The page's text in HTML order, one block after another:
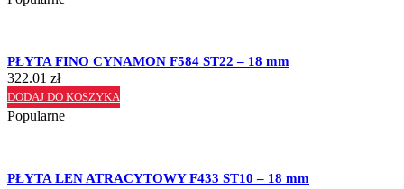
PŁYTA FINO CYNAMON F584 ST22 – 18 mm
322.01 zł
DODAJ DO KOSZYKA
Popularne
PŁYTA LEN ATRACYTOWY F433 ST10 – 18 mm